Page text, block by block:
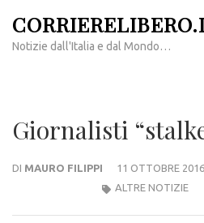
contenuto
Notizie dall'Italia e dal Mondo…
Giornalisti
DI MAURO FILIPPI
11 OTTOBRE 2016
ALTRE NOTIZIE